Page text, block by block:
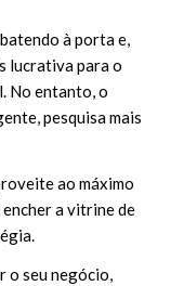
à porta e,
lucrativa para o
No entanto, o
pesquisa mais
ao máximo
a vitrine de
o seu negócio,